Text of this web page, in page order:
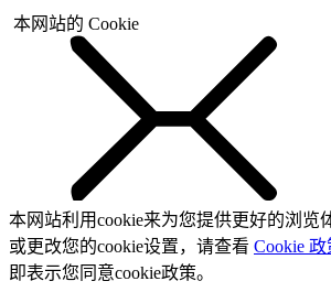
本网站的 Cookie
本网站利用cookie来为您提供更好的浏览
或更改您的cookie设置，请查看 Cookie 政
即表示您同意cookie政策。